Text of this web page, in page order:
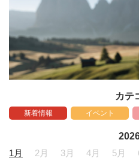
カテ
新着情報 イベント
1月
2月 3月 4月 5月